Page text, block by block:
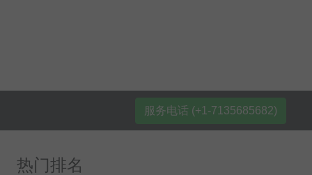
服务电话 (+1-7135685682)
热门排名